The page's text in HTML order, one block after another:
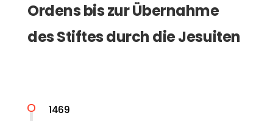
Ordens bis zur Übernahme
des Stiftes durch die Jesuiten
1469